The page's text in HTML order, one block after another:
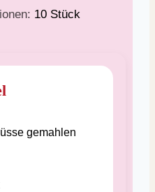
10 Stück
gemahlen